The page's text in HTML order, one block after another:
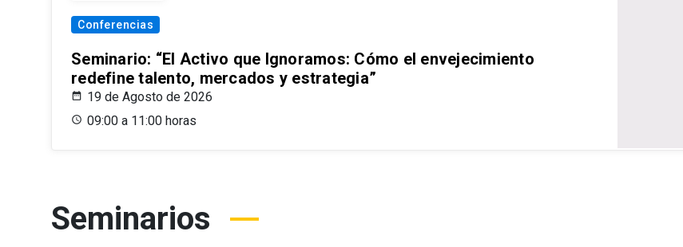
Conferencias
Seminario: “El Activo que Ignoramos: Cómo el envejecimiento
redefine talento, mercados y estrategia”
19 de Agosto de 2026
09:00 a 11:00 horas
Seminarios